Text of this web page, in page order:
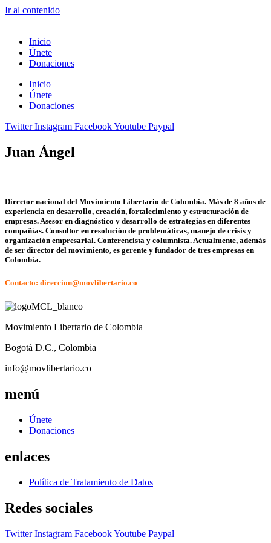
Ir al contenido
Inicio
Únete
Donaciones
Inicio
Únete
Donaciones
Twitter Instagram FacebookYoutube Paypal
Juan Ángel
Director nacional del Movimiento Libertario de Colombia. Más de 8 años de
experiencia en desarrollo, creación, fortalecimiento y estructuración de
empresas. Asesor en diagnóstico y desarrollo de estrategias en diferentes
compañías. Consultor en resolución de problemáticas, manejo de crisis y
organización empresarial. Conferencista y columnista. Actualmente, además
de ser director del movimiento, es gerente y fundador de tres empresas en
Colombia.
Contacto: direccion@movlibertario.co
Movimiento Libertario de Colombia
Bogotá D.C., Colombia
info@movlibertario.co
menú
Únete
Donaciones
enlaces
Política de Tratamiento de Datos
Redes sociales
Twitter Instagram FacebookYoutube Paypal